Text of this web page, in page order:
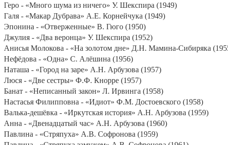
Геро - «Много шума из ничего» У. Шекспира (1949)
Галя - «Макар Дубрава» А.Е. Корнейчука (1949)
Эпонина - «Отверженные» В. Гюго (1950)
Джулия - «Два веронца» У. Шекспира (1952)
Анисья Молокова - «На золотом дне» Д.Н. Мамина-Сибиряка
Нефёдова - «Одна» С. Алёшина (1956)
Наташа - «Город на заре» А.Н. Арбузова (1957)
Люся - «Две сестры» Ф.Ф. Кнорре (1957)
Банат - «Неписанный закон» Л. Ирвинга (1958)
Настасья Филипповна - «Идиот» Ф.М. Достоевского (1958)
Валька-дешёвка - «Иркутская история» А.Н. Арбузова (1959)
Анна - «Двенадцатый час» А.Н. Арбузова (1960)
Павлина - «Стряпуха» А.В. Софронова (1959)